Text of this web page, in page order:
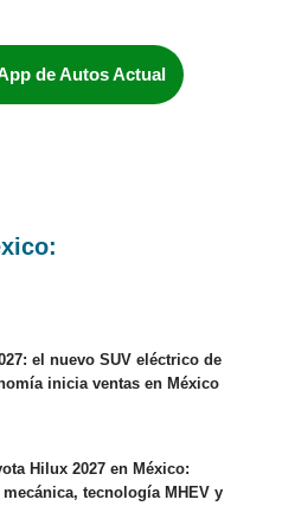
de Autos Actual
el nuevo SUV eléctrico de
inicia ventas en México
Hilux 2027 en México:
tecnología MHEV y